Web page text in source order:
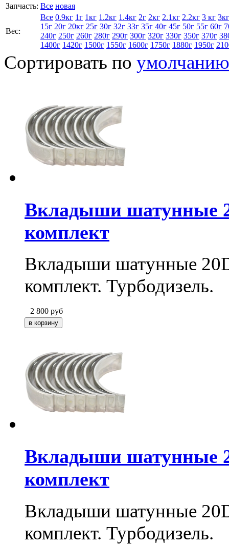
Запчасть: Все новая
Вес:
Все 0.9кг 1г 1кг 1.2кг 1.4кг 2г 2кг 2.1кг 2.2кг 3 кг 3кг
15г 20г 20кг 25г 30г 32г 33г 35г 40г 45г 50г 55г 60г
240г 250г 260г 280г 290г 300г 320г 330г 350г 370г
1400г 1420г 1500г 1550г 1600г 1750г 1880г 1950г
Сортировать по умолчанию
Вкладыши шатунные
комплект
Вкладыши шатунные
комплект. Турбодизель.
2 800 руб
Вкладыши шатунные
комплект
Вкладыши шатунные
комплект. Турбодизель.